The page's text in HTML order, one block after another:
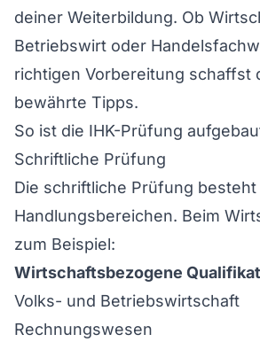
deiner Weiterbildung. Ob
Betriebswirt oder
richtigen Vorbereitung schaffst
bewährte Tipps.
So ist die IHK-Prüfung
Schriftliche Prüfung
Die schriftliche Prüfung
Handlungsbereichen. Beim
zum Beispiel:
Wirtschaftsbezogene
Volks- und Betriebswirtschaft
Rechnungswesen